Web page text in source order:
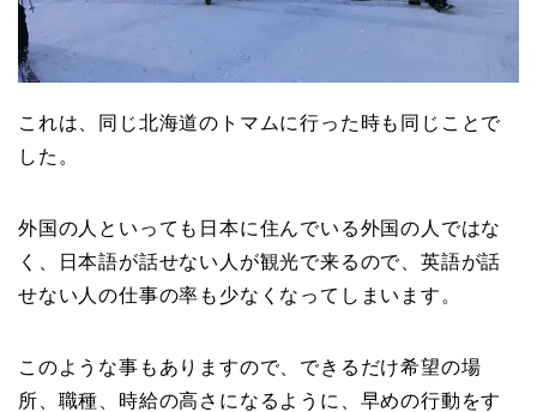
これは、同じ北海道のトマムに行った時も同じことで
した。
外国の人といっても日本に住んでいる外国の人ではな
く、日本語が話せない人が観光で来るので、英語が話
せない人の仕事の率も少なくなってしまいます。
このような事もありますので、できるだけ希望の場
所、職種、時給の高さになるように、早めの行動をす